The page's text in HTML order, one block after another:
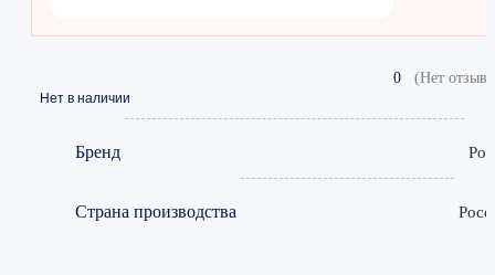
0 (Нет
Нет в наличии
Бренд
Страна производства